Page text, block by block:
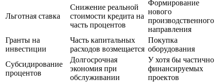
Льготная ставка
Снижение реальной
стоимости кредита на
часть процентов
Формирование
нового
производственного
направления
Гранты на
инвестиции
Часть капитальных
расходов возмещается
Покупка
оборудования
Субсидирование
процентов
Долгосрочная
экономия при
обслуживании
У хотя бы частично
финансируемых
проектов